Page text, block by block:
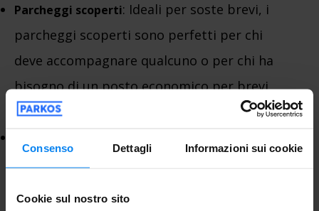
Consenso Dettagli Informazioni sui cookie
Cookie sul nostro sito
Parcheggi scoperti: Ideali per soste brevi, i
parcheggi scoperti sono perfetti per chi
deve accompagnare qualcuno o per chi ha
bisogno di un posto economico per brevi
periodi.
al sicuro, specialmente per soste lunghe, i